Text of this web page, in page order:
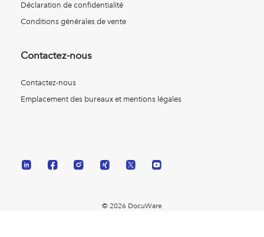
Déclaration de confidentialité
Conditions générales de vente
Contactez-nous
Contactez-nous
Emplacement des bureaux et mentions légales
© 2026 DocuWare